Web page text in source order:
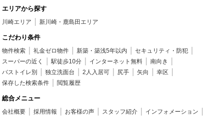
エリアから探す
川崎エリア 新川崎・鹿島田エリア
こだわり条件
物件検索 礼金ゼロ物件 新築・築浅5年以内
セキュリティ・防犯
スーパーの近く
駅徒歩10分 インターネット無料
南向き
バストイレ別
独立洗面台 2人入居可 尻手 矢向
幸区
保存した検索条件
閲覧履歴
総合メニュー
会社概要 採用情報 お客様の声 スタッフ紹介
インフォメーション